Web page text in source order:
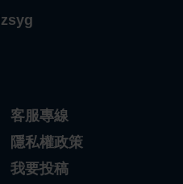
客服專線
隱私權政策
我要投稿